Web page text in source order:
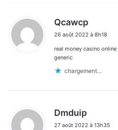
Qcawcp
26 août 2022 à 8h18
real money casino online
generic
chargement…
Dmduip
t
27 août 2022 à 13h35